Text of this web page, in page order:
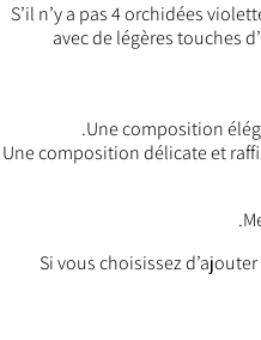
S’il n’y a pas 4 orchidées
avec de légères touches
Une composition
Une composition délicate et
Si vous choisissez